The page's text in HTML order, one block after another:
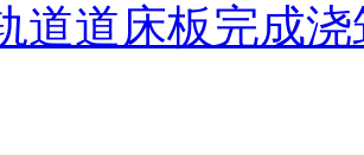
道道床板完成浇